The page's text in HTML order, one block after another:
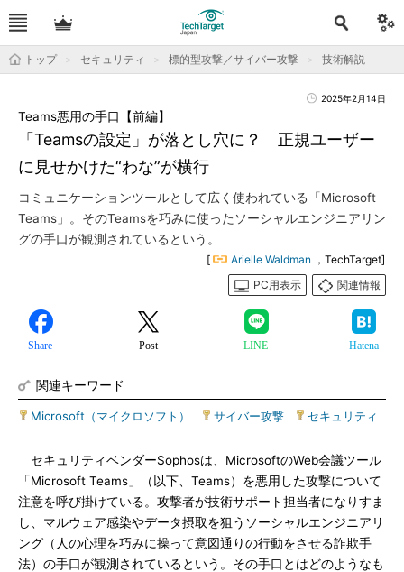
トップ セキュリティ 標的型攻撃／サイバー攻撃 技術解説
2025年2月14日
「Teamsの設定」が落とし穴に？ 正規ユーザー
に見せかけた“わな”が横行
Teams悪用の手口【前編】
コミュニケーションツールとして広く使われている「Microsoft
Teams」。そのTeamsを巧みに使ったソーシャルエンジニアリン
グの手口が観測されているという。
[ Arielle Waldman ，TechTarget]
PC用表示
関連情報
Share Post LINE Hatena
関連キーワード
Microsoft（マイクロソフト） サイバー攻撃 セキュリティ
セキュリティベンダーSophosは、MicrosoftのWeb会議ツール
「Microsoft Teams」（以下、Teams）を悪用した攻撃について
注意を呼び掛けている。攻撃者が技術サポート担当者になりすま
し、マルウェア感染やデータ摂取を狙うソーシャルエンジニアリ
ング（人の心理を巧みに操って意図通りの行動をさせる詐欺手
法）の手口が観測されているという。その手口とはどのようなも